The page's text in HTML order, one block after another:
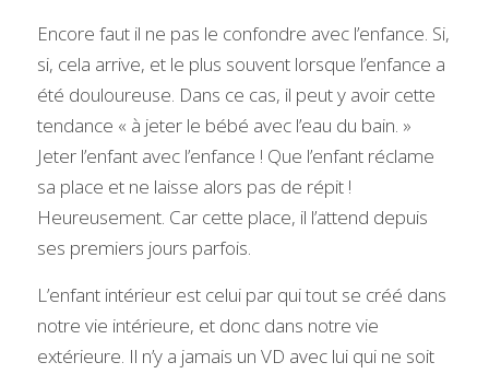
Encore faut il ne pas le confondre avec l’enfance. Si,
si, cela arrive, et le plus souvent lorsque l’enfance a
été douloureuse. Dans ce cas, il peut y avoir cette
tendance « à jeter le bébé avec l’eau du bain. »
Jeter l’enfant avec l’enfance ! Que l’enfant réclame
sa place et ne laisse alors pas de répit !
Heureusement. Car cette place, il l’attend depuis
ses premiers jours parfois.
L’enfant intérieur est celui par qui tout se créé dans
notre vie intérieure, et donc dans notre vie
extérieure. Il n’y a jamais un VD avec lui qui ne soit